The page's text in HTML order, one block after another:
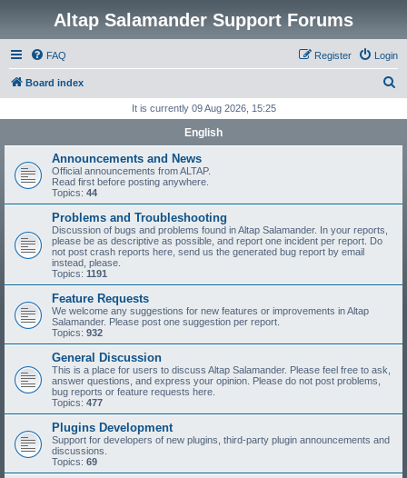
Altap Salamander Support Forums
FAQ Login
Register
Board index
r
It is currently 09 Aug 2026, 15:25
English
Announcements and News
Official announcements from ALTAP.
Read first before posting anywhere.
Topics: 44
Problems and Troubleshooting
Discussion of bugs and problems found in Altap Salamander. In your reports,
please be as descriptive as possible, and report one incident per report. Do
not post crash reports here, send us the generated bug report by email
instead, please.
Topics: 1191
Feature Requests
We welcome any suggestions for new features or improvements in Altap
Salamander. Please post one suggestion per report.
Topics: 932
General Discussion
This is a place for users to discuss Altap Salamander. Please feel free to ask,
answer questions, and express your opinion. Please do not post problems,
bug reports or feature requests here.
Topics: 477
Plugins Development
Support for developers of new plugins, third-party plugin announcements and
discussions.
Topics: 69